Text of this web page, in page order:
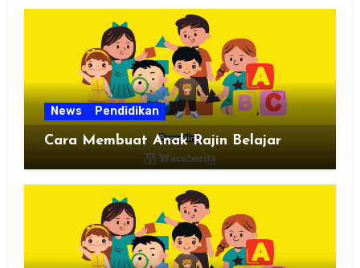
News Pendidikan
Cara Membuat Anak Rajin Belajar